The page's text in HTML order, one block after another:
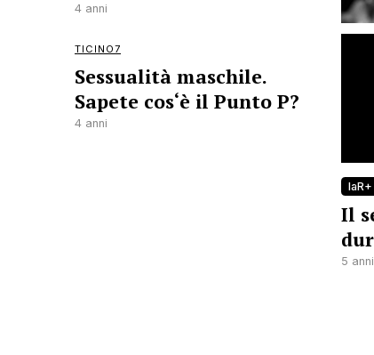
4 anni
TICINO7
Sessualità maschile.
Sapete cos‘è il Punto P?
4 anni
laR+
Il
5 anni